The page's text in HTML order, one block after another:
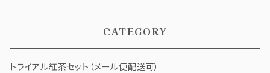
CATEGORY
トライアル紅茶セット（メール便配送可）